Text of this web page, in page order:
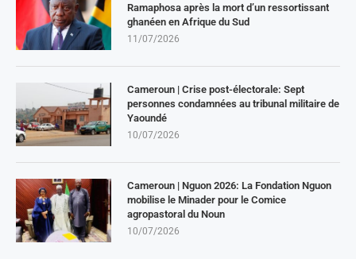
Ramaphosa après la mort d’un ressortissant
ghanéen en Afrique du Sud
11/07/2026
Cameroun | Crise post-électorale: Sept
personnes condamnées au tribunal militaire de
Yaoundé
10/07/2026
Cameroun | Nguon 2026: La Fondation Nguon
mobilise le Minader pour le Comice
agropastoral du Noun
10/07/2026